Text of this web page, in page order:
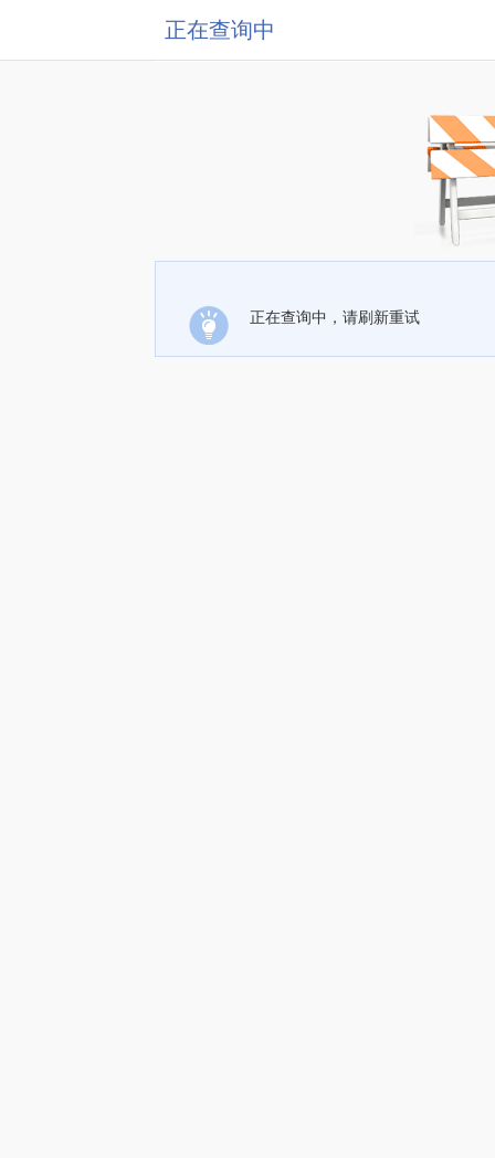
正在查询中
正在查询中，请刷新重试